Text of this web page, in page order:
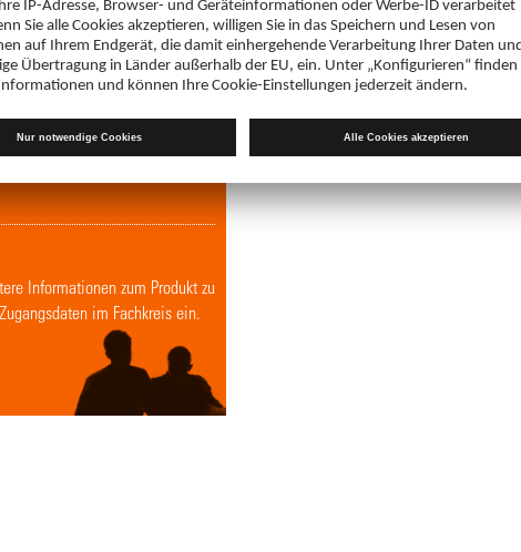
Downloads
Informationen zum Produkt zu
im Fachkreis ein.